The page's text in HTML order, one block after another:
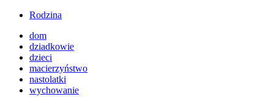
Rodzina
dom
dziadkowie
dzieci
macierzyństwo
nastolatki
wychowanie